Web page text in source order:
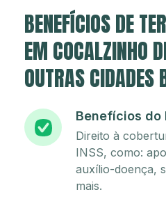
BENEFÍCIOS DE
EM COCALZINHO
OUTRAS CIDADES
Benefícios do
Direito à
INSS, como:
auxílio-doença,
mais.